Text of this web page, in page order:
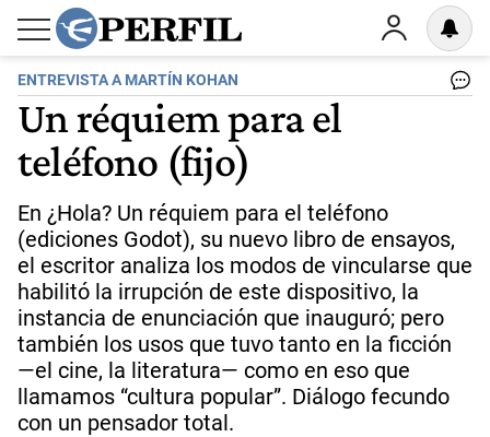
ENTREVISTA A MARTÍN KOHAN
Un réquiem para el
teléfono (fijo)
En ¿Hola? Un réquiem para el teléfono
(ediciones Godot), su nuevo libro de ensayos,
el escritor analiza los modos de vincularse que
habilitó la irrupción de este dispositivo, la
instancia de enunciación que inauguró; pero
también los usos que tuvo tanto en la ficción
—el cine, la literatura— como en eso que
llamamos “cultura popular”. Diálogo fecundo
con un pensador total.